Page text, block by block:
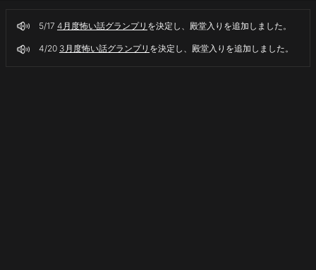
5/17 4月度怖い話グランプリ を決定し、殿堂入りを追加しました。
4/20 3月度怖い話グランプリ を決定し、殿堂入りを追加しました。